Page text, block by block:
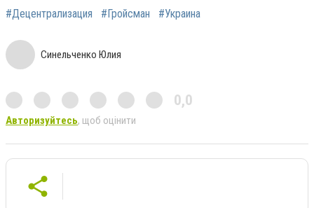
#Децентрализация #Гройсман #Украина
Синельченко Юлия
0,0
Авторизуйтесь, щоб оцінити